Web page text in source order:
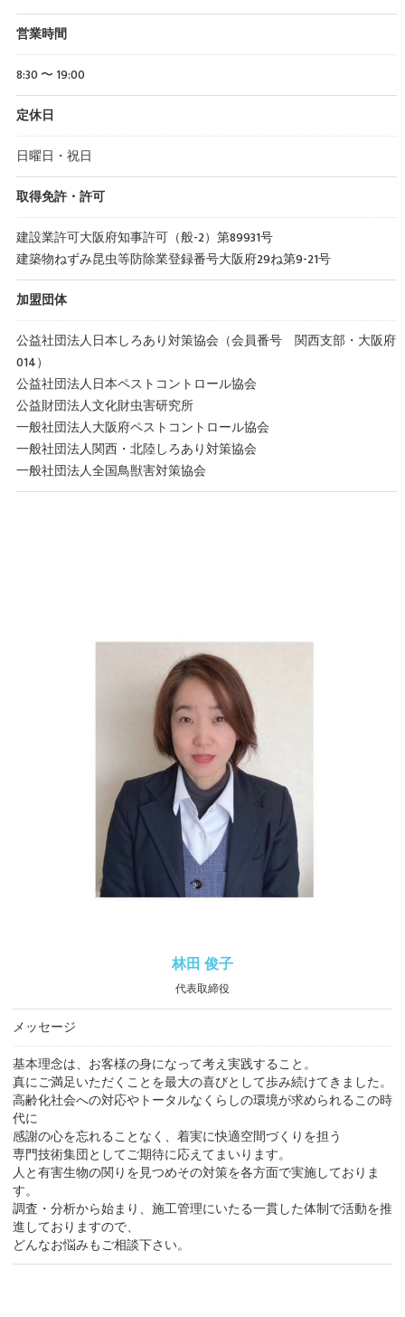
営業時間
8:30 〜 19:00
定休日
日曜日・祝日
取得免許・許可
建設業許可大阪府知事許可（般-2）第89931号
建築物ねずみ昆虫等防除業登録番号大阪府29ね第9-21号
加盟団体
公益社団法人日本しろあり対策協会（会員番号 関西支部・大阪府
014）
公益社団法人日本ペストコントロール協会
公益財団法人文化財虫害研究所
一般社団法人大阪府ペストコントロール協会
一般社団法人関西・北陸しろあり対策協会
一般社団法人全国鳥獣害対策協会
林田 俊子
代表取締役
メッセージ
基本理念は、お客様の身になって考え実践すること。
真にご満足いただくことを最大の喜びとして歩み続けてきました。
高齢化社会への対応やトータルなくらしの環境が求められるこの時
代に
感謝の心を忘れることなく、着実に快適空間づくりを担う
専門技術集団としてご期待に応えてまいります。
人と有害生物の関りを見つめその対策を各方面で実施しておりま
す。
調査・分析から始まり、施工管理にいたる一貫した体制で活動を推
進しておりますので、
どんなお悩みもご相談下さい。